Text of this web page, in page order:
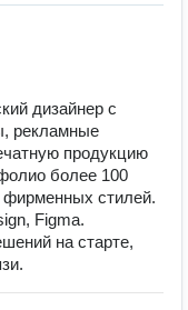
дизайнер с
рекламные
продукцию
более 100
фирменных стилей.
Figma.
на старте,